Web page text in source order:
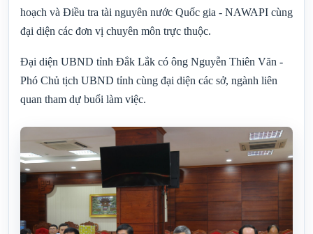
hoạch và Điều tra tài nguyên nước Quốc gia - NAWAPI cùng
đại diện các đơn vị chuyên môn trực thuộc.
Đại diện UBND tỉnh Đắk Lắk có ông Nguyễn Thiên Văn -
Phó Chủ tịch UBND tỉnh cùng đại diện các sở, ngành liên
quan tham dự buổi làm việc.